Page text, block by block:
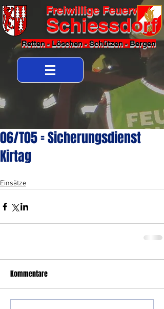
Freiwillige Feuerwehr
Schiessdorf
Retten - Löschen - Schützen - Bergen
06/T05 = Sicherungsdienst
Kirtag
Einsätze
Kommentare